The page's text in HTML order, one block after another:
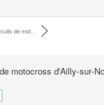
de mot...
motocross d'Ailly-sur-